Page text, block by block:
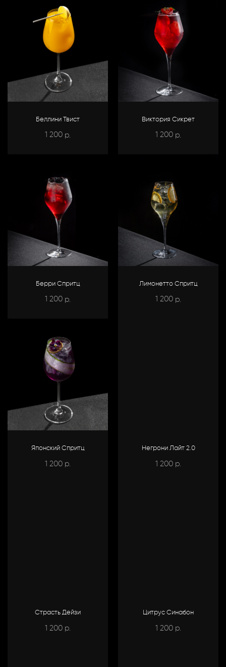
Беллини Твист
1 200 р.
Виктория Сикрет
1 200 р.
Берри Спритц
1 200 р.
Лимонетто Спритц
1 200 р.
Японский Спритц
1 200 р.
Негрони Лайт 2.0
1 200 р.
Страсть Дейзи
1 200 р.
Цитрус Синабон
1 200 р.